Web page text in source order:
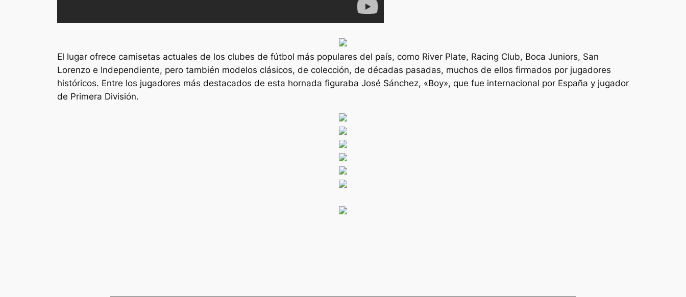
El lugar ofrece camisetas actuales de los clubes de fútbol más populares del país, como River Plate, Racing Club, Boca Juniors, San
Lorenzo e Independiente, pero también modelos clásicos, de colección, de décadas pasadas, muchos de ellos firmados por jugadores
históricos. Entre los jugadores más destacados de esta hornada figuraba José Sánchez, «Boy», que fue internacional por España y jugador
de Primera División.